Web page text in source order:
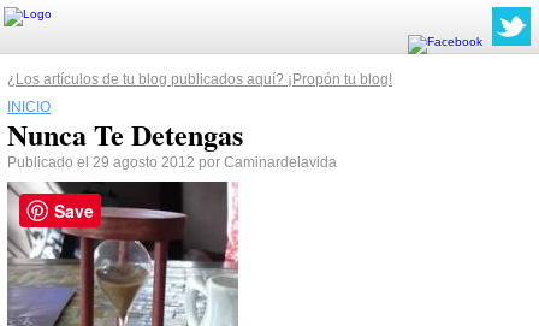
¿Los artículos de tu blog publicados aquí? ¡Propón tu blog!
INICIO
Nunca Te Detengas
Publicado el 29 agosto 2012 por Caminardelavida
Save